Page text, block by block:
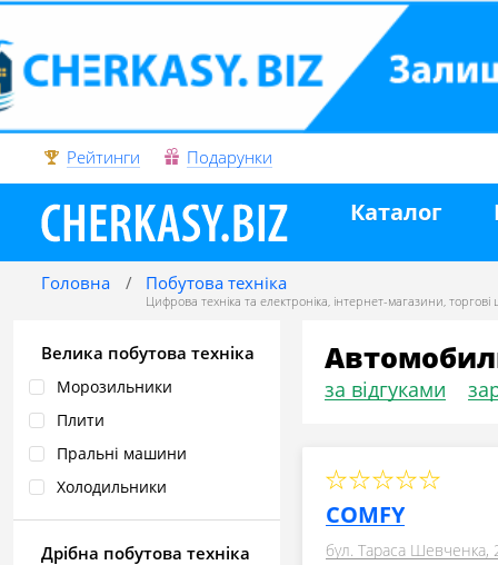
Рейтинги Подарунки
Каталог
Головна Побутова техніка
Цифрова техніка та електроніка, інтернет-магазини, торгові
Велика побутова техніка
Морозильники
Плити
Пральні машини
Холодильники
Дрібна побутова техніка
за відгуками
COMFY
бул. Тараса Шевченка,